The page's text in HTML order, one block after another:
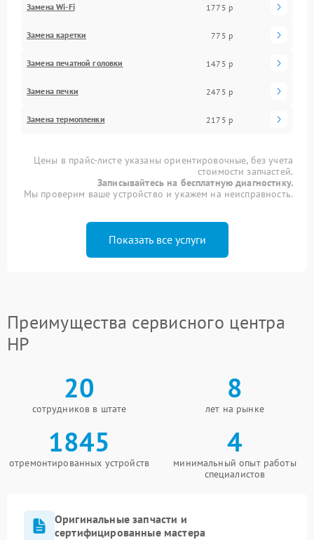
Замена Wi-Fi 1775 р
Замена каретки 775 р
Замена печатной головки 1475 р
Замена печки 2475 р
Замена термопленки 2175 р
Цены в прайс-листе указаны ориентировочные, без учета
стоимости запчастей.
Записывайтесь на бесплатную диагностику.
Мы проверим ваше устройство и укажем на неисправность.
Показать все услуги
Преимущества сервисного центра
HP
20
сотрудников в штате
8
лет на рынке
1845
отремонтированных устройств
4
минимальный опыт работы
специалистов
Оригинальные запчасти и
сертифицированные мастера